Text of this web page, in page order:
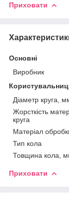
Приховати
Основні
Виробник
Діаметр круга,
Жорсткість
круга
Матеріал
Тип кола
Товщина кола,
Приховати